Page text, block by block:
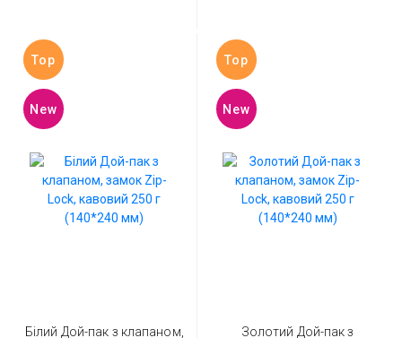
Top
New
Білий Дой-пак з клапаном,
Top
New
Золотий Дой-пак з